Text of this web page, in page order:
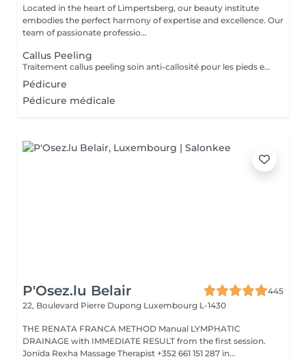
Located in the heart of Limpertsberg, our beauty institute
embodies the perfect harmony of expertise and excellence. Our
team of passionate professio...
Callus Peeling
Traitement callus peeling soin anti-callosité pour les pieds en seulement 15 minutes CALLUSPEELING permet d'éliminer facilement, sans lames ni cutters, les callosités et les fissures, donnant aux pieds une incroyable douceur et une sensation infinie de légèreté.
Pédicure
Pédicure médicale
P'Osez.lu Belair
445
22, Boulevard Pierre Dupong Luxembourg L-1430
THE RENATA FRANCA METHOD Manual LYMPHATIC
DRAINAGE with IMMEDIATE RESULT from the first session.
Jonida Rexha Massage Therapist +352 661 151 287 in...